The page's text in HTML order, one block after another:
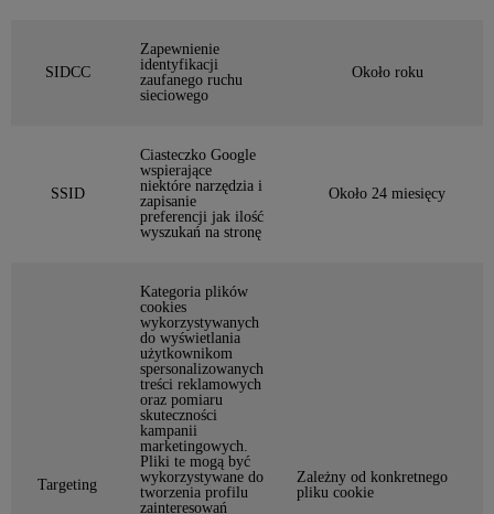
SIDCC
Zapewnienie
identyfikacji
zaufanego ruchu
sieciowego
Około roku
SSID
Ciasteczko Google
wspierające
niektóre narzędzia i
zapisanie
preferencji jak ilość
wyszukań na stronę
Około 24 miesięcy
Targeting
Kategoria plików
cookies
wykorzystywanych
do wyświetlania
użytkownikom
spersonalizowanych
treści reklamowych
oraz pomiaru
skuteczności
kampanii
marketingowych.
Pliki te mogą być
wykorzystywane do
tworzenia profilu
zainteresowań
Zależny od konkretnego
pliku cookie